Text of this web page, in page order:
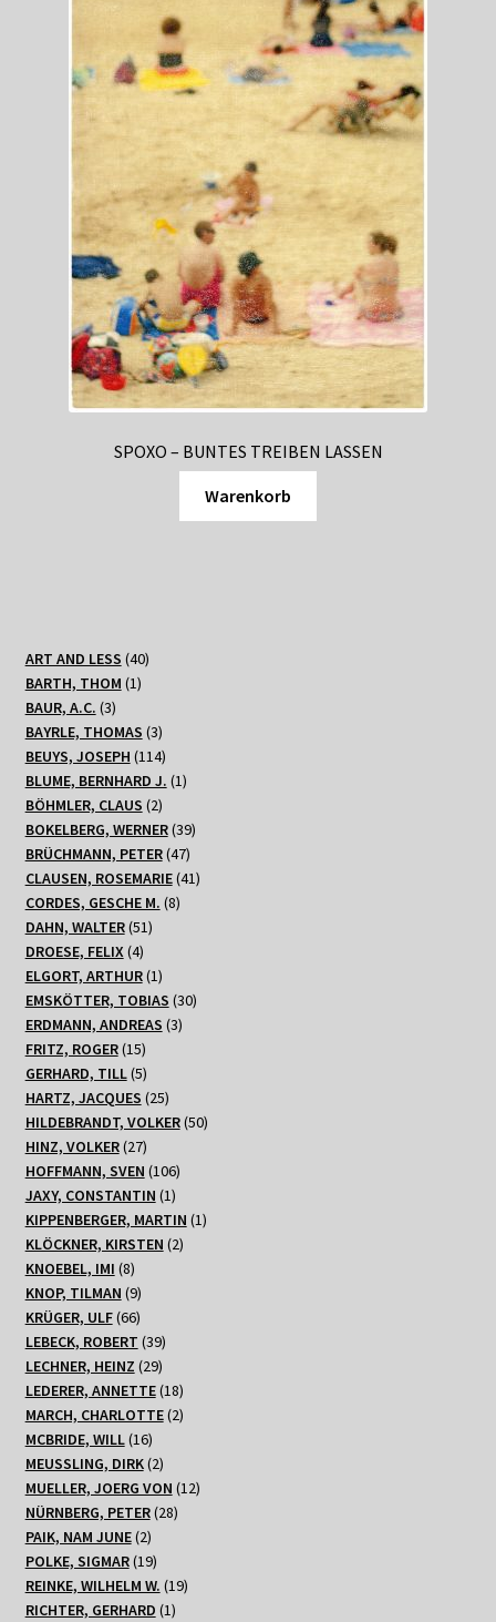
SPOXO – BUNTES TREIBEN LASSEN
Warenkorb
ART AND LESS 4040
BARTH, THOM 11
BAUR, A.C. 33
Produkte
BAYRLE, THOMAS 33
Produkte
BEUYS, JOSEPH 114114
Produkte
BLUME, BERNHARD J. 11
BÖHMLER, CLAUS 22
Produkte
BOKELBERG, WERNER 3939
BRÜCHMANN, PETER 4747
Produkte
CLAUSEN, ROSEMARIE 4141
CORDES, GESCHE M. 88
DAHN, WALTER 5151
DROESE, FELIX 44
Produkte
ELGORT, ARTHUR 11
Produkt
EMSKÖTTER, TOBIAS 3030
ERDMANN, ANDREAS 33
FRITZ, ROGER 1515
Produkte
GERHARD, TILL 55
Produkte
HARTZ, JACQUES 2525
Produkte
HILDEBRANDT, VOLKER 5050
HINZ, VOLKER 2727
Produkte
HOFFMANN, SVEN 106106
Produkte
JAXY, CONSTANTIN 11
Produkt
KIPPENBERGER, MARTIN 11
KLÖCKNER, KIRSTEN 22
KNOEBEL, IMI 88
Produkte
KNOP, TILMAN 99
Produkte
KRÜGER, ULF 6666
Produkte
LEBECK, ROBERT 3939
Produkte
LECHNER, HEINZ 2929
Produkte
LEDERER, ANNETTE 1818
Produkte
MARCH, CHARLOTTE 22
MCBRIDE, WILL 1616
Produkte
MEUSSLING, DIRK 22
Produkte
MUELLER, JOERG VON 1212
NÜRNBERG, PETER 2828
PAIK, NAM JUNE 22
Produkte
POLKE, SIGMAR 1919
Produkte
REINKE, WILHELM W. 1919
RICHTER, GERHARD 11